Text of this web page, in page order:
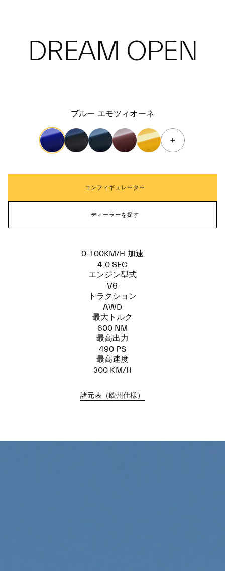
DREAM OPEN
ブルー エモツィオーネ
コンフィギュレーター
ディーラーを探す
0-100KM/H 加速
4.0 SEC
エンジン型式
V6
トラクション
AWD
最大トルク
600 NM
最高出力
490 PS
最高速度
300 KM/H
諸元表（欧州仕様）